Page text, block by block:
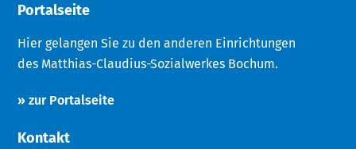
Portalseite
Hier gelangen Sie zu den anderen Einrichtungen
des Matthias-Claudius-Sozialwerkes Bochum.
» zur Portalseite
Kontakt